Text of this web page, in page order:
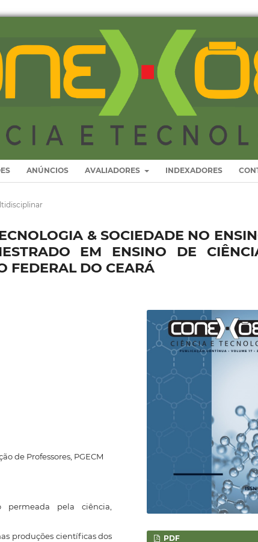
ANÚNCIOS AVALIADORES INDEXADORES
& SOCIEDADE NO
EM ENSINO DE
FEDERAL DO CEARÁ
de Professores, PGECM
pela ciência,
produções científicas dos
PDF